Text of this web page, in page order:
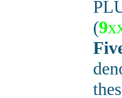
(9